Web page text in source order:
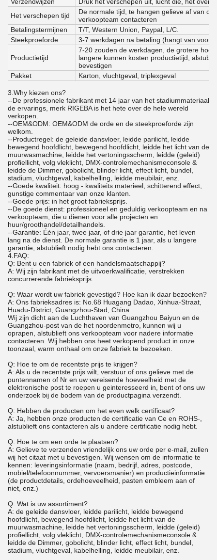
Het verschepen tijd
De normale tijd, te hangen gelieve af van
verkoopteam contacteren
Betalingstermijnen
T/T, Western Union, Paypal, L/C.
Steekproeforde
3-7 werkdagen na betaling (hangt van
Productietijd
7-20 zouden de werkdagen, de grotere
langere kunnen kosten productietijd,
bevestigen
Pakket
Karton, vluchtgeval, triplexgeval
3.Why kiezen ons?
--De professionele fabrikant met 14 jaar van het stadiummateriaal
de ervarings, merk RIGEBA is het hete over de hele wereld
verkopen.
--OEM&ODM: OEM&ODM de orde en de steekproeforde zijn
welkom.
--Productregel: de geleide dansvloer, leidde parilicht, leidde
bewegend hoofdlicht, bewegend hoofdlicht, leidde het licht van de
muurwasmachine, leidde het vertoningsscherm, leidde (geleid)
profiellicht, volg vleklicht, DMX-controlemechanismeconsole &
leidde de Dimmer, gobolicht, blinder licht, effect licht, bundel,
stadium, vluchtgeval, kabelhelling, leidde meubilair, enz.
--Goede kwaliteit: hoog - kwaliteits materieel, schitterend effect,
gunstige commentaar van onze klanten.
--Goede prijs: in het groot fabrieksprijs.
--De goede dienst: professioneel en geduldig verkoopteam en na
verkoopteam, die u dienen voor alle projecten en
huur/groothandel/detailhandels.
--Garantie: Één jaar, twee jaar, of drie jaar garantie, het leven
lang na de dienst. De normale garantie is 1 jaar, als u langere
garantie, alstublieft nodig hebt ons contacteren.
4.FAQ:
Q: Bent u een fabriek of een handelsmaatschappij?
A: Wij zijn fabrikant met de uitvoerkwalificatie, verstrekken
concurrerende fabrieksprijs.
Q: Waar wordt uw fabriek gevestigd? Hoe kan ik daar bezoeken?
A: Ons fabrieksadres is: No.68 Huagang Dadao, Xinhua-Straat,
Huadu-District, Guangzhou-Stad, China.
Wij zijn dicht aan de Luchthaven van Guangzhou Baiyun en de
Guangzhou-post van de het noordenmetro, kunnen wij u
oprapen, alstublieft ons verkoopteam voor nadere informatie
contacteren. Wij hebben ons heet verkopend product in onze
toonzaal, warm onthaal om onze fabriek te bezoeken.
Q: Hoe te om de recentste prijs te krijgen?
A: Als u de recentste prijs wilt, verstuur of ons gelieve met de
puntennamen of Nr en uw vereisende hoeveelheid met de
elektronische post te roepen u geinteresseerd in, bent of ons uw
onderzoek bij de bodem van de productpagina verzendt.
Q: Hebben de producten om het even welk certificaat?
A: Ja, hebben onze producten de certificatie van Ce en ROHS-,
alstublieft ons contacteren als u andere certificatie nodig hebt.
Q: Hoe te om een orde te plaatsen?
A: Gelieve te verzenden vriendelijk ons uw orde per e-mail, zullen
wij het citaat met u bevestigen. Wij wensen om de informatie te
kennen: leveringsinformatie (naam, bedrijf, adres, postcode,
mobiel/telefoonnummer, vervoersmanier) en productieinformatie
(de productdetails, ordehoeveelheid, pasten embleem aan of
niet, enz.)
Q: Wat is uw assortiment?
A: de geleide dansvloer, leidde parilicht, leidde bewegend
hoofdlicht, bewegend hoofdlicht, leidde het licht van de
muurwasmachine, leidde het vertoningsscherm, leidde (geleid)
profiellicht, volg vleklicht, DMX-controlemechanismeconsole &
leidde de Dimmer, gobolicht, blinder licht, effect licht, bundel,
stadium, vluchtgeval, kabelhelling, leidde meubilair, enz.